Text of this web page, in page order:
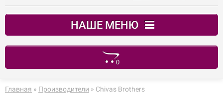
НАШЕ МЕНЮ
0
В корзине пусто!
Главная » Производители » Chivas Brothers